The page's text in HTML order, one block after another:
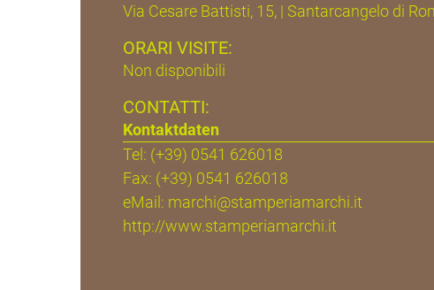
Via Cesare Battisti, 15, | Santarcangelo di
ORARI VISITE:
Non disponibili
CONTATTI:
Kontaktdaten
Tel: (+39) 0541 626018
Fax: (+39) 0541 626018
eMail: marchi@stamperiamarchi.it
http://www.stamperiamarchi.it